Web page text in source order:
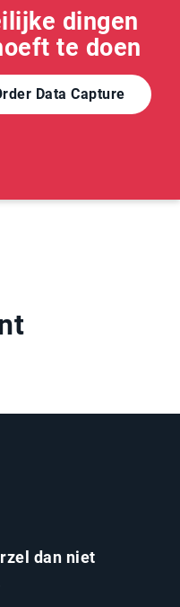
dingen
te doen
Data Capture
dan niet